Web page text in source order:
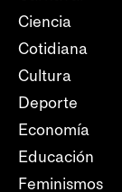
Ciencia
Cotidiana
Cultura
Deporte
Economía
Educación
Feminismos